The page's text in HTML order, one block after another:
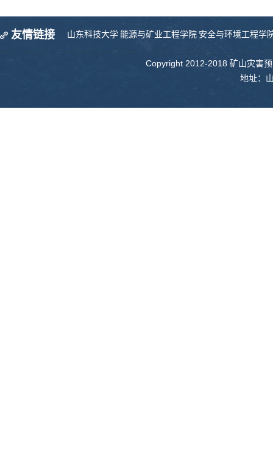
友情链接 山东科技大学 能源与矿业工程学院 安全与环境工程学
Copyright 2012-2018 矿山灾害
地址：